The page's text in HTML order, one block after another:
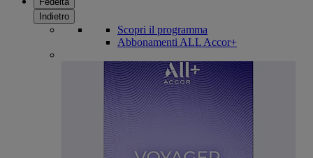
Indietro
Scopri il programma
Abbonamenti ALL Accor+